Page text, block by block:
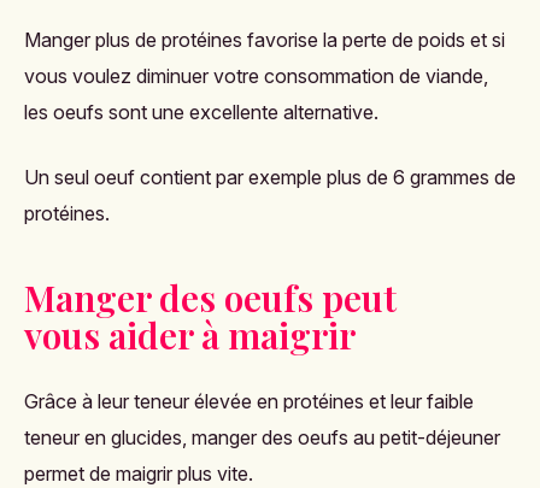
Manger plus de protéines favorise la perte de poids et si
vous voulez diminuer votre consommation de viande,
les oeufs sont une excellente alternative.
Un seul oeuf contient par exemple plus de 6 grammes de
protéines.
Manger des oeufs peut
vous aider à maigrir
Grâce à leur teneur élevée en protéines et leur faible
teneur en glucides, manger des oeufs au petit-déjeuner
permet de maigrir plus vite.